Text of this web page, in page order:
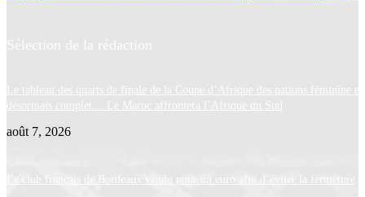
Sélection de la rédaction
Le tableau des quarts de finale de la Coupe d’Afrique des nations féminine
désormais complet… Le Maroc affrontera l’Afrique du Sud
août 7, 2026
Le club français de Bordeaux vendu pour un euro afin d’éviter la fermeture